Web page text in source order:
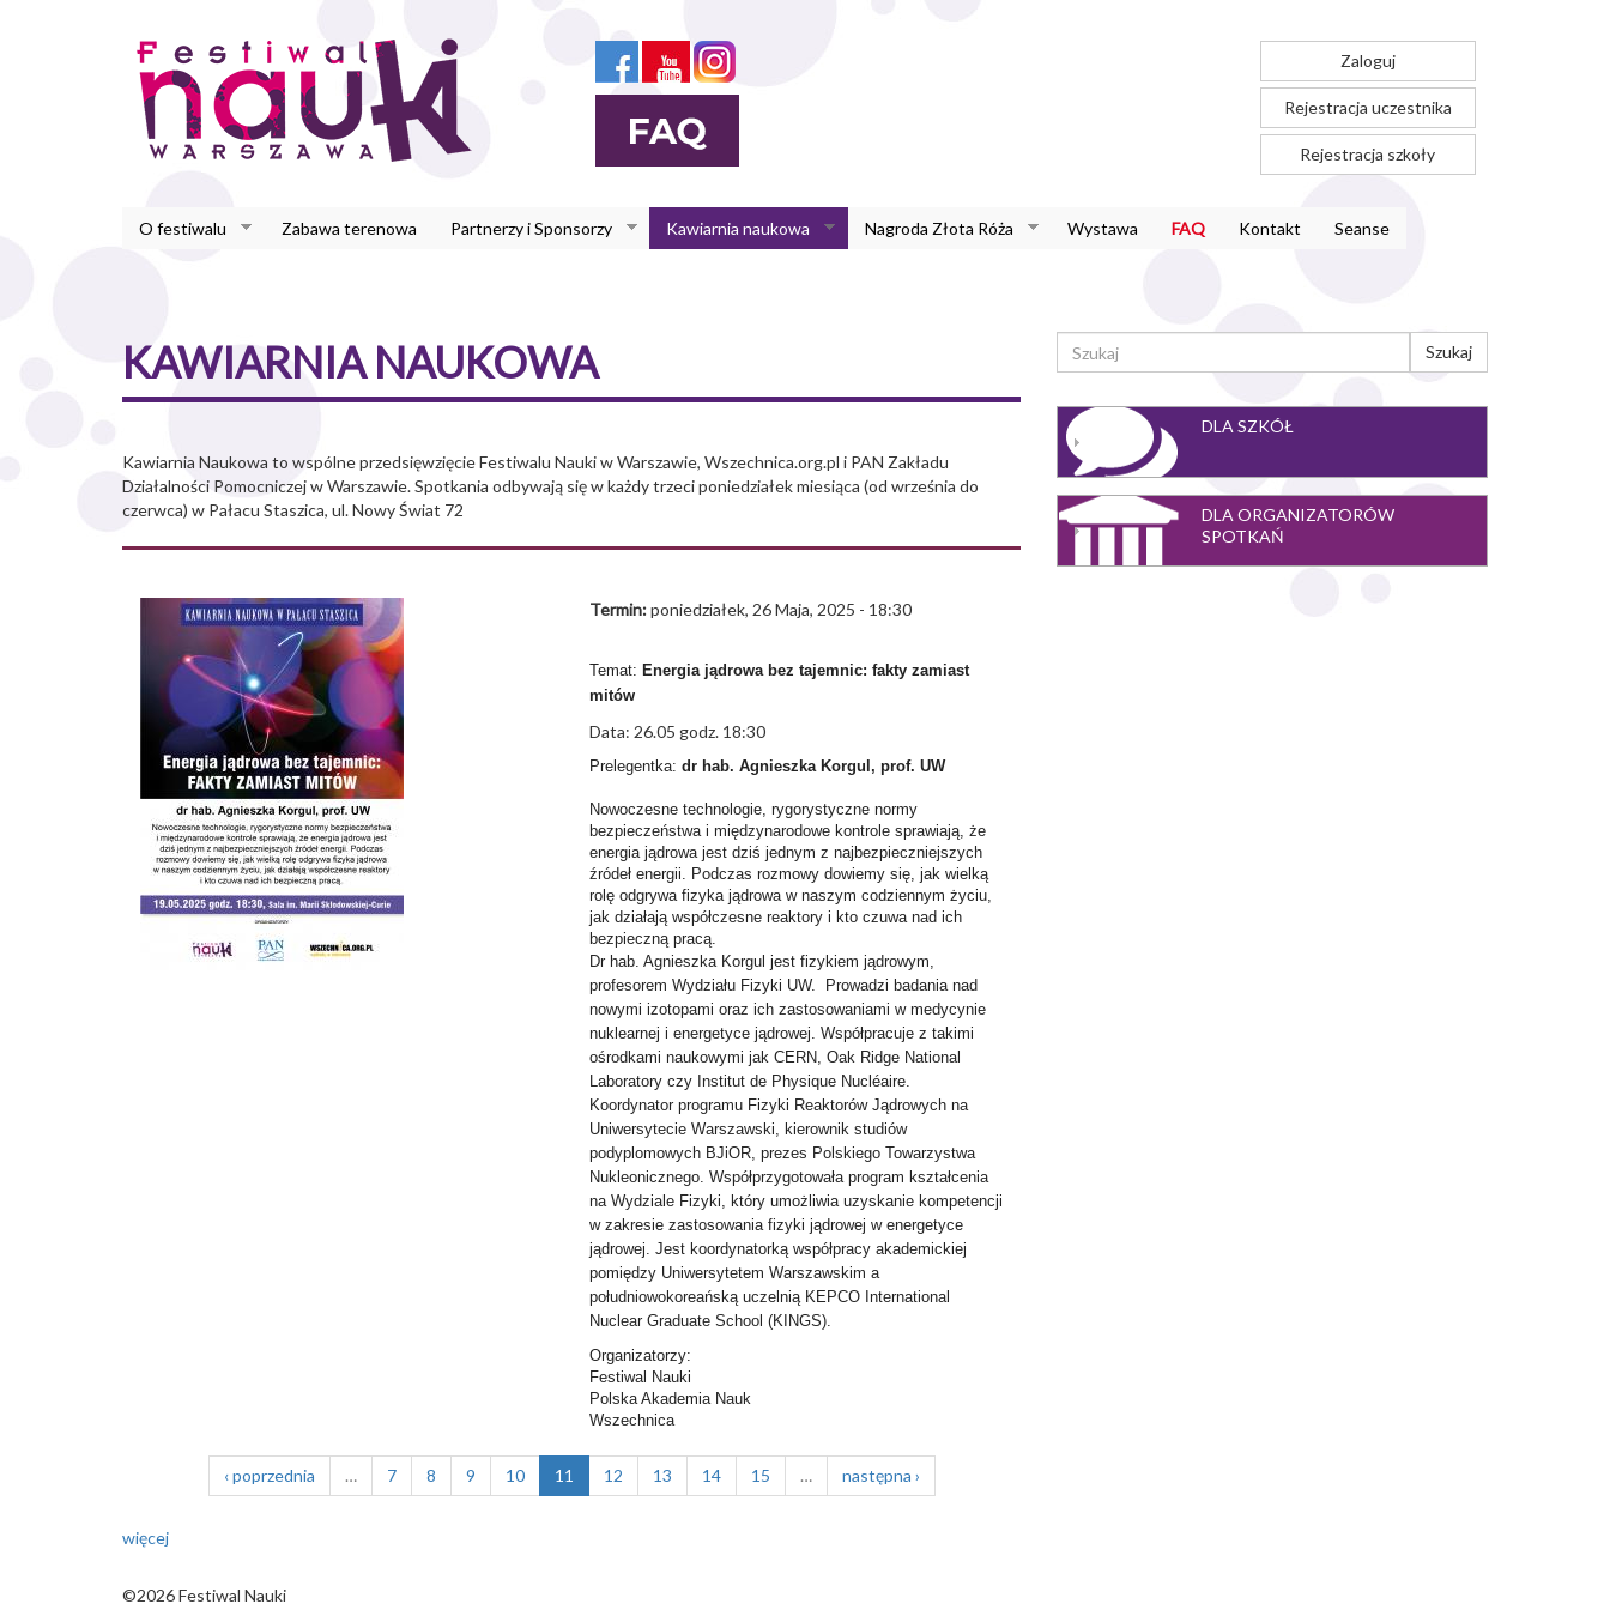
Zaloguj
Rejestracja uczestnika
Rejestracja szkoły
O festiwalu Zabawa terenowa Partnerzy i Sponsorzy Kawiarnia naukowa Nagroda Złota Róża Wystawa FAQ Kontakt Seanse
KAWIARNIA NAUKOWA
Kawiarnia Naukowa to wspólne przedsięwzięcie Festiwalu Nauki w Warszawie, Wszechnica.org.pl i PAN Zakładu
Działalności Pomocniczej w Warszawie. Spotkania odbywają się w każdy trzeci poniedziałek miesiąca (od września do
czerwca) w Pałacu Staszica, ul. Nowy Świat 72
Termin:poniedziałek, 26 Maja, 2025 - 18:30
Temat: Energia jądrowa bez tajemnic: fakty zamiast
mitów
Data: 26.05 godz. 18:30
Prelegentka: dr hab. Agnieszka Korgul, prof. UW
Nowoczesne technologie, rygorystyczne normy
bezpieczeństwa i międzynarodowe kontrole sprawiają, że
energia jądrowa jest dziś jednym z najbezpieczniejszych
źródeł energii. Podczas rozmowy dowiemy się, jak wielką
rolę odgrywa fizyka jądrowa w naszym codziennym życiu,
jak działają współczesne reaktory i kto czuwa nad ich
bezpieczną pracą.
Dr hab. Agnieszka Korgul jest fizykiem jądrowym,
profesorem Wydziału Fizyki UW. Prowadzi badania nad
nowymi izotopami oraz ich zastosowaniami w medycynie
nuklearnej i energetyce jądrowej. Współpracuje z takimi
ośrodkami naukowymi jak CERN, Oak Ridge National
Laboratory czy Institut de Physique Nucléaire.
Koordynator programu Fizyki Reaktorów Jądrowych na
Uniwersytecie Warszawski, kierownik studiów
podyplomowych BJiOR, prezes Polskiego Towarzystwa
Nukleonicznego. Współprzygotowała program kształcenia
na Wydziale Fizyki, który umożliwia uzyskanie kompetencji
w zakresie zastosowania fizyki jądrowej w energetyce
jądrowej. Jest koordynatorką współpracy akademickiej
pomiędzy Uniwersytetem Warszawskim a
południowokoreańską uczelnią KEPCO International
Nuclear Graduate School (KINGS).
Organizatorzy:
Festiwal Nauki
Polska Akademia Nauk
Wszechnica
‹ poprzednia … 7 8 9 10 11 12 13 14 15 … następna ›
więcej
FORMULARZ
WYSZUKIWANIA
Szukaj
DLA SZKÓŁ
DLA ORGANIZATORÓW
SPOTKAŃ
©2026 Festiwal Nauki